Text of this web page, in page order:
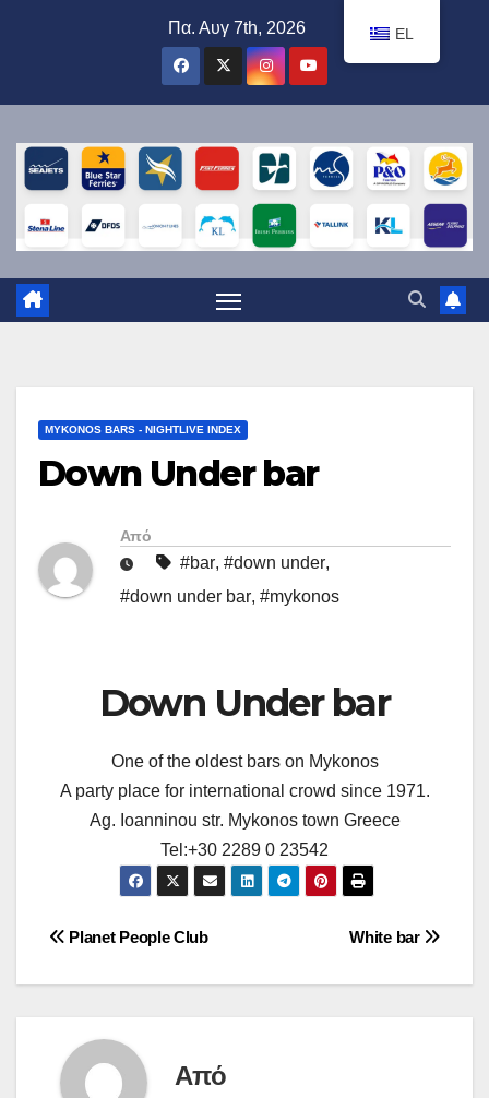
Πα. Αυγ 7th, 2026
MYKONOS BARS - NIGHTLIVE INDEX
Down Under bar
Από
#bar, #down under,
#down under bar, #mykonos
Down Under bar
One of the oldest bars on Mykonos
A party place for international crowd since 1971.
Ag. Ioanninou str. Mykonos town Greece
Tel:+30 2289 0 23542
Πλοήγηση
άρθρων
White bar
Planet People Club
Από
EL